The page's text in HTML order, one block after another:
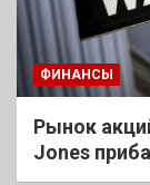
ФИНАНСЫ
Рынок
Jones